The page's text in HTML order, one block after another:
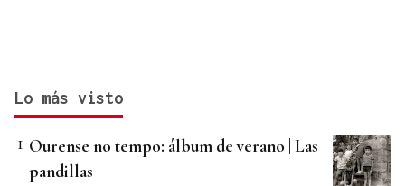
Lo más visto
Ourense no tempo: álbum de verano | Las
pandillas